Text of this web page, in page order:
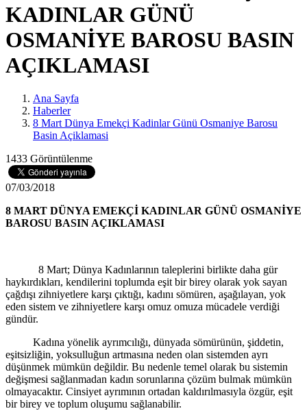
KADINLAR GÜNÜ
OSMANİYE BAROSU BASIN
AÇIKLAMASI
Ana Sayfa
Haberler
8 Mart Dünya Emekçi Kadinlar Günü Osmaniye Barosu
Basin Açiklamasi
1433 Görüntülenme
07/03/2018
8 MART DÜNYA EMEKÇİ KADINLAR GÜNÜ OSMANİYE
BAROSU BASIN AÇIKLAMASI
8 Mart; Dünya Kadınlarının taleplerini birlikte daha gür
haykırdıkları, kendilerini toplumda eşit bir birey olarak yok sayan
çağdışı zihniyetlere karşı çıktığı, kadını sömüren, aşağılayan, yok
eden sistem ve zihniyetlere karşı omuz omuza mücadele verdiği
gündür.
Kadına yönelik ayrımcılığı, dünyada sömürünün, şiddetin,
eşitsizliğin, yoksulluğun artmasına neden olan sistemden ayrı
düşünmek mümkün değildir. Bu nedenle temel olarak bu sistemin
değişmesi sağlanmadan kadın sorunlarına çözüm bulmak mümkün
olmayacaktır. Cinsiyet ayrımının ortadan kaldırılmasıyla özgür, eşit
bir birey ve toplum oluşumu sağlanabilir.